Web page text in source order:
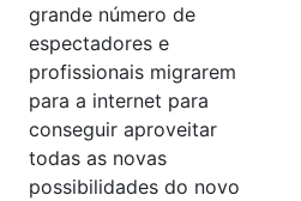
grande número de
espectadores e
profissionais migrarem
para a internet para
conseguir aproveitar
todas as novas
possibilidades do novo